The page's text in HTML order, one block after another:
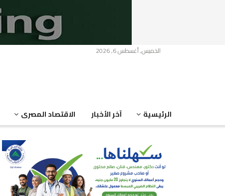
الخميس, أغسطس 6, 2026
الرئيسية آخر الأخبار الاقتصاد المصرى